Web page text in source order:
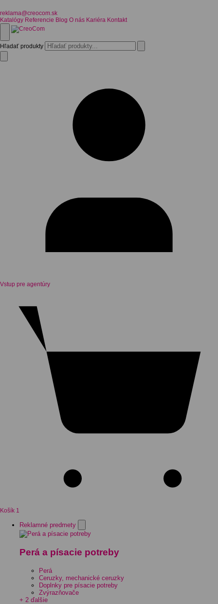
reklama@creocom.sk
Katalógy Referencie Blog O nás Kariéra Kontakt
Hľadať produkty
Vstup pre agentúry
Košík 1
Reklamné predmety
Perá a písacie potreby
Perá
Ceruzky, mechanické ceruzky
Doplnky pre písacie potreby
Zvýrazňovače
+ 2 ďalšie